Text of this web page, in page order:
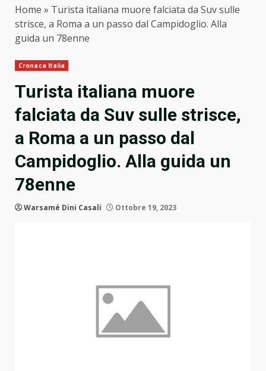
Home » Turista italiana muore falciata da Suv sulle
strisce, a Roma a un passo dal Campidoglio. Alla
guida un 78enne
Cronaca Italia
Turista italiana muore
falciata da Suv sulle strisce,
a Roma a un passo dal
Campidoglio. Alla guida un
78enne
Warsamé Dini Casali Ottobre 19, 2023